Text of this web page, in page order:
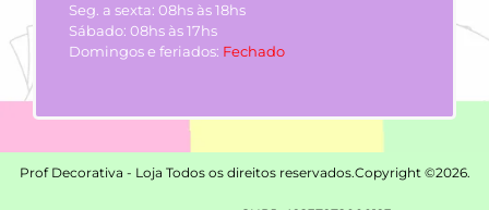
Seg. a sexta: 08hs às 18hs
Sábado: 08hs às 17hs
Domingos e feriados: Fechado
Prof Decorativa - Loja Todos os direitos reservados.Copyright ©2026.